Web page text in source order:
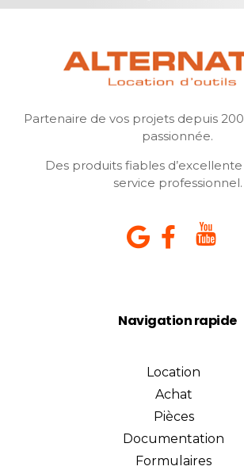
Partenaire de vos projets depuis
passionnée.
Des produits fiables
service professionnel.
Navigation rapide
Location
Achat
Pièces
Documentation
Formulaires